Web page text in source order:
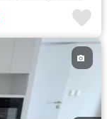
Cuarto de servicio